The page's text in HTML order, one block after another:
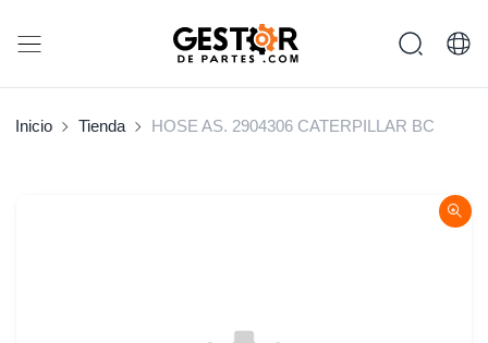
Inicio Tienda HOSE AS. 2904306 CATERPILLAR BC